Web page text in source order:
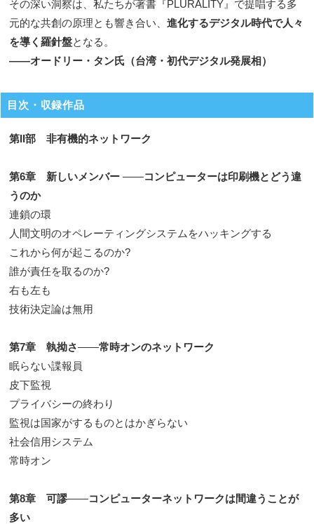
その深い洞察は、私たちが著書『PLURALITY』で提唱する多
元的な共創の原理とも響き合い、進化するデジタル時代で人々
を導く羅針盤となる。
——オードリー・タン氏（台湾・初代デジタル発展相）
目次・収録作品
第II部 非有機的ネットワーク
第6章 新しいメンバー――コンピューターは印刷機とどう違
うのか
連鎖の環
人間文明のオペレーティングシステムをハッキングする
これから何が起こるのか?
誰が責任を取るのか?
右も左も
技術決定論は無用
第7章 執拗さ――常時オンのネットワーク
眠らない諜報員
皮下監視
プライバシーの終わり
監視は国家がするものとはかぎらない
社会信用システム
常時オン
第8章 可謬――コンピューターネットワークは間違うことが
多い